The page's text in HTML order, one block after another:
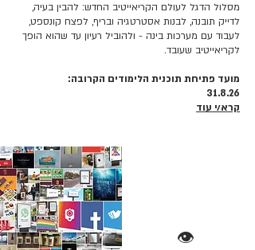
מסלול הדגל לעולם הקריאייטיב החדש: להבין בעיה,
לדייק תובנה, לבנות אסטרטגיה ובריף, לפצח קונספט,
לעבוד עם מערכות בינה - ולהוביל רעיון עד שהוא הופך
לקריאייטיב שעובד.
מועד פתיחת תוכנית הלימודים הקרובה:
31.8.26
קרא/י עוד
👁️